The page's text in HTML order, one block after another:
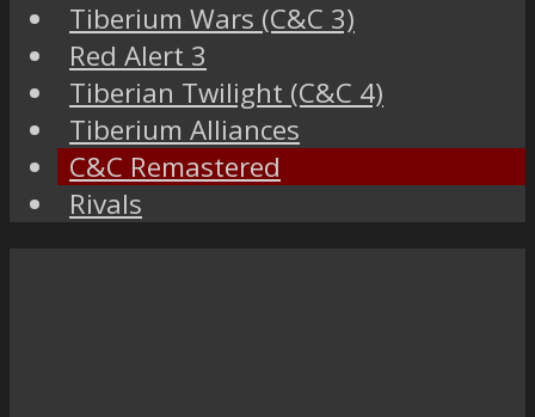
Tiberium Wars (C&C 3)
Red Alert 3
Tiberian Twilight (C&C 4)
Tiberium Alliances
C&C Remastered
Rivals